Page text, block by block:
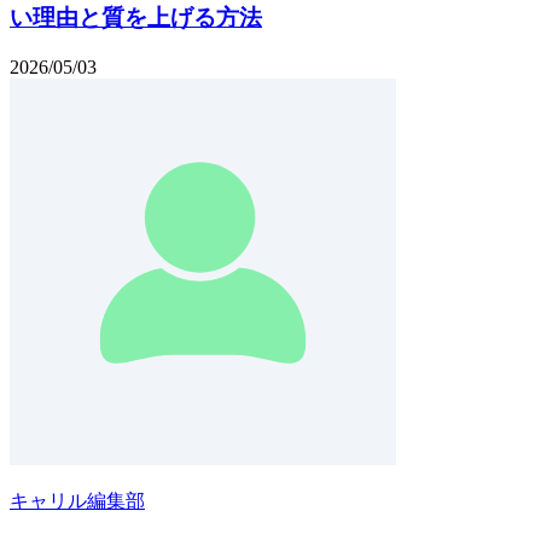
い理由と質を上げる方法
2026/05/03
キャリル編集部